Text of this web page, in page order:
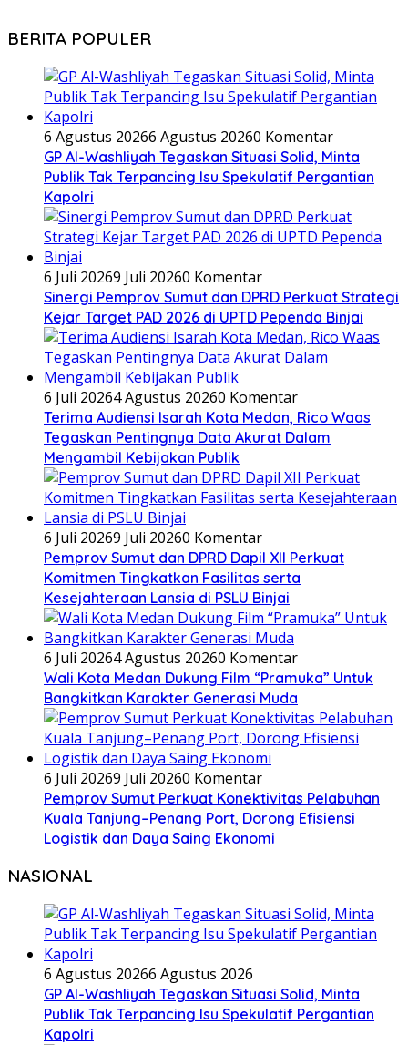
BERITA POPULER
6 Agustus 20266 Agustus 20260 Komentar
GP Al-Washliyah Tegaskan Situasi Solid, Minta
Publik Tak Terpancing Isu Spekulatif Pergantian
Kapolri
6 Juli 20269 Juli 20260 Komentar
Sinergi Pemprov Sumut dan DPRD Perkuat Strategi
Kejar Target PAD 2026 di UPTD Pependa Binjai
6 Juli 20264 Agustus 20260 Komentar
Terima Audiensi Isarah Kota Medan, Rico Waas
Tegaskan Pentingnya Data Akurat Dalam
Mengambil Kebijakan Publik
6 Juli 20269 Juli 20260 Komentar
Pemprov Sumut dan DPRD Dapil XII Perkuat
Komitmen Tingkatkan Fasilitas serta
Kesejahteraan Lansia di PSLU Binjai
6 Juli 20264 Agustus 20260 Komentar
Wali Kota Medan Dukung Film “Pramuka” Untuk
Bangkitkan Karakter Generasi Muda
6 Juli 20269 Juli 20260 Komentar
Pemprov Sumut Perkuat Konektivitas Pelabuhan
Kuala Tanjung–Penang Port, Dorong Efisiensi
Logistik dan Daya Saing Ekonomi
NASIONAL
6 Agustus 20266 Agustus 2026
GP Al-Washliyah Tegaskan Situasi Solid, Minta
Publik Tak Terpancing Isu Spekulatif Pergantian
Kapolri